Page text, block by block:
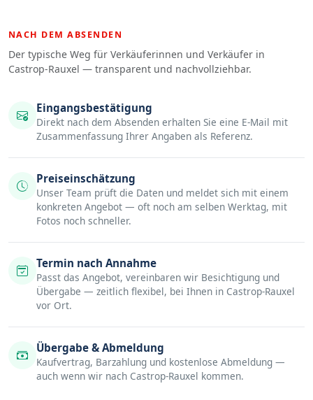
NACH DEM ABSENDEN
Der typische Weg für Verkäuferinnen und Verkäufer in
Castrop-Rauxel — transparent und nachvollziehbar.
Eingangsbestätigung
Direkt nach dem Absenden erhalten Sie eine E-Mail mit
Zusammenfassung Ihrer Angaben als Referenz.
Preiseinschätzung
Unser Team prüft die Daten und meldet sich mit einem
konkreten Angebot — oft noch am selben Werktag, mit
Fotos noch schneller.
Termin nach Annahme
Passt das Angebot, vereinbaren wir Besichtigung und
Übergabe — zeitlich flexibel, bei Ihnen in Castrop-Rauxel
vor Ort.
Übergabe & Abmeldung
Kaufvertrag, Barzahlung und kostenlose Abmeldung —
auch wenn wir nach Castrop-Rauxel kommen.